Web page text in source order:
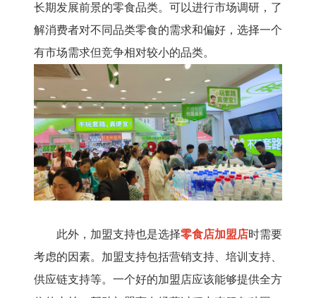
长期发展前景的零食品类。可以进行市场调研，了
解消费者对不同品类零食的需求和偏好，选择一个
有市场需求但竞争相对较小的品类。
此外，加盟支持也是选择零食店加盟店时需要
考虑的因素。加盟支持包括营销支持、培训支持、
供应链支持等。一个好的加盟店应该能够提供全方